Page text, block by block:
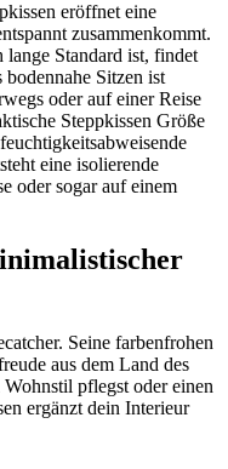
eröffnet eine
zusammenkommt.
lange Standard ist, findet
Sitzen ist
oder auf einer Reise
Steppkissen Größe
eine isolierende
oder sogar auf einem
Seine farbenfrohen
aus dem Land des
pflegst oder einen
ergänzt dein Interieur